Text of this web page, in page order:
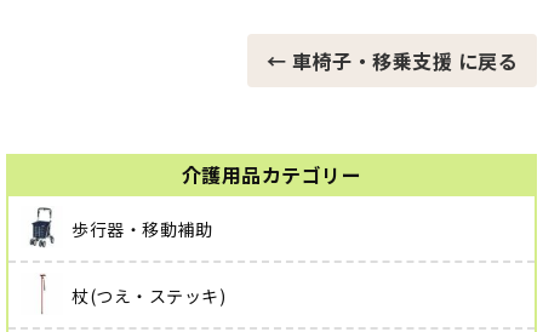
介護用品カテゴリー
歩行器・移動補助
杖(つえ・ステッキ)
← 車椅子・移乗支援 に戻る